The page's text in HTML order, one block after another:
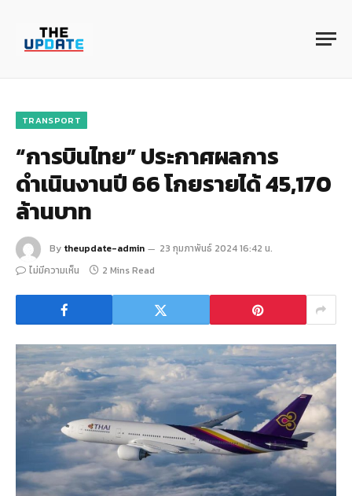
TRANSPORT
“การบินไทย” ประกาศผลการ
ดำเนินงานปี 66 โกยรายได้ 45,170
ล้านบาท
By theupdate-admin
23 กุมภาพันธ์ 2024 16:42 น.
ไม่มีความเห็น
2 Mins Read